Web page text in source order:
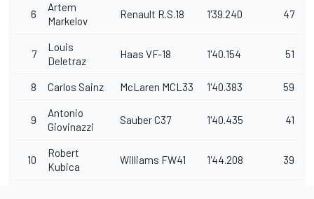
6
Artem
Markelov
Renault R.S.18 1'39.240 47
7
Louis
Deletraz
Haas VF-18 1'40.154 51
8 Carlos Sainz McLaren MCL33 1'40.383 59
9
Antonio
Giovinazzi
Sauber C37 1'40.435 41
10
Robert
Kubica
Williams FW41 1'44.208 39